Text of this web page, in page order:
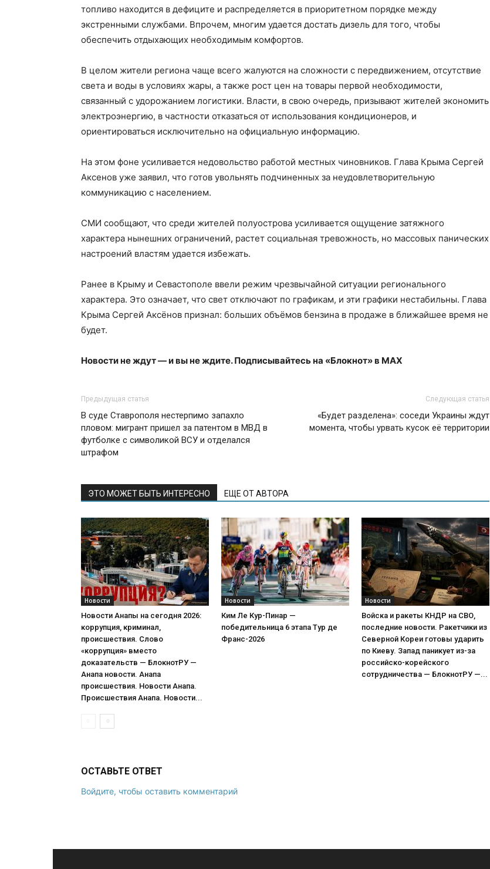
топливо находится в дефиците и распределяется в приоритетном порядке между
экстренными службами. Впрочем, многим удается достать дизель для того, чтобы
обеспечить отдыхающих необходимым комфортов.
В целом жители региона чаще всего жалуются на сложности с передвижением, отсутствие
света и воды в условиях жары, а также рост цен на товары первой необходимости,
связанный с удорожанием логистики. Власти, в свою очередь, призывают жителей экономить
электроэнергию, в частности отказаться от использования кондиционеров, и
ориентироваться исключительно на официальную информацию.
На этом фоне усиливается недовольство работой местных чиновников. Глава Крыма Сергей
Аксенов уже заявил, что готов увольнять подчиненных за неудовлетворительную
коммуникацию с населением.
СМИ сообщают, что среди жителей полуострова усиливается ощущение затяжного
характера нынешних ограничений, растет социальная тревожность, но массовых панических
настроений властям удается избежать.
Ранее в Крыму и Севастополе ввели режим чрезвычайной ситуации регионального
характера. Это означает, что свет отключают по графикам, и эти графики нестабильны. Глава
Крыма Сергей Аксёнов признал: больших объёмов бензина в продаже в ближайшее время не
будет.
Новости не ждут — и вы не ждите. Подписывайтесь на «Блокнот» в MAX
Предыдущая статья
В суде Ставрополя нестерпимо запахло
пловом: мигрант пришел за патентом в МВД в
футболке с символикой ВСУ и отделался
штрафом
Следующая статья
«Будет разделена»: соседи Украины ждут
момента, чтобы урвать кусок её территории
ЭТО МОЖЕТ БЫТЬ ИНТЕРЕСНО ЕЩЕ ОТ АВТОРА
Новости
Новости Анапы на сегодня 2026:
коррупция, криминал,
происшествия. Слово
«коррупция» вместо
доказательств — БлокнотРУ —
Анапа новости. Анапа
происшествия. Новости Анапа.
Происшествия Анапа. Новости...
Новости
Ким Ле Кур-Пинар —
победительница 6 этапа Тур де
Франс-2026
Новости
Войска и ракеты КНДР на СВО,
последние новости. Ракетчики из
Северной Кореи готовы ударить
по Киеву. Запад паникует из-за
российско-корейского
сотрудничества — БлокнотРУ —...
ОСТАВЬТЕ ОТВЕТ
Войдите, чтобы оставить комментарий